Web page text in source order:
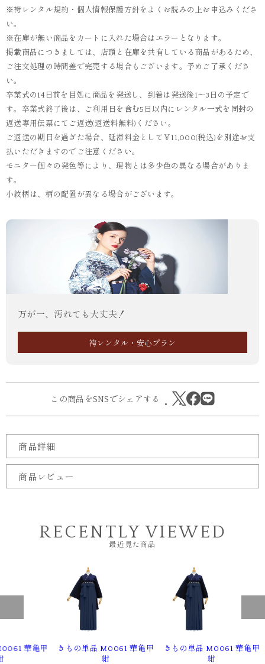
※袴レンタル規約・個人情報保護方針をよくお読みの上お申込みくださ
い。
※在庫が無い商品をカートに入れた場合はエラーとなります。
掲載商品につきましては、店頭と在庫を共有している商品があるため、
ご注文処理の時間差で完売する場合もございます。予めご了承くださ
い。
卒業式の14日前を目処に商品を発送し、到着は発送後1～3日の予定で
す。卒業式終了後は、ご利用日を含む5日以内にレンタル一式を同封の
返送専用伝票にてご返送(返送料無料)ください。
ご返送の期日を過ぎた場合、延滞料金として￥11,000(税込)を別途お支
払いただきますのでご注意ください。
モニター個々の発色等により、現物とは多少色の異なる場合がありま
す。
小紋柄は、柄の配置が異なる場合がございます。
万が一、汚れても大丈夫！
袴レンタル・安心プラン
この商品をSNSでシェアする
商品詳細
商品レビュー
RECENTLY VIEWED
最近見た商品
華亀甲
きもの単品 M0061 華亀甲
紺
きもの単品 M0061 華亀甲
紺